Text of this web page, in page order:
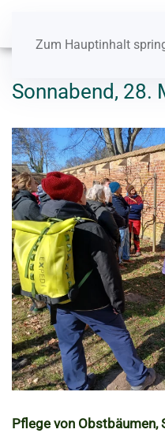
Zum Hauptinhalt
Sonnabend, 28.
Pflege von Obstbäumen,